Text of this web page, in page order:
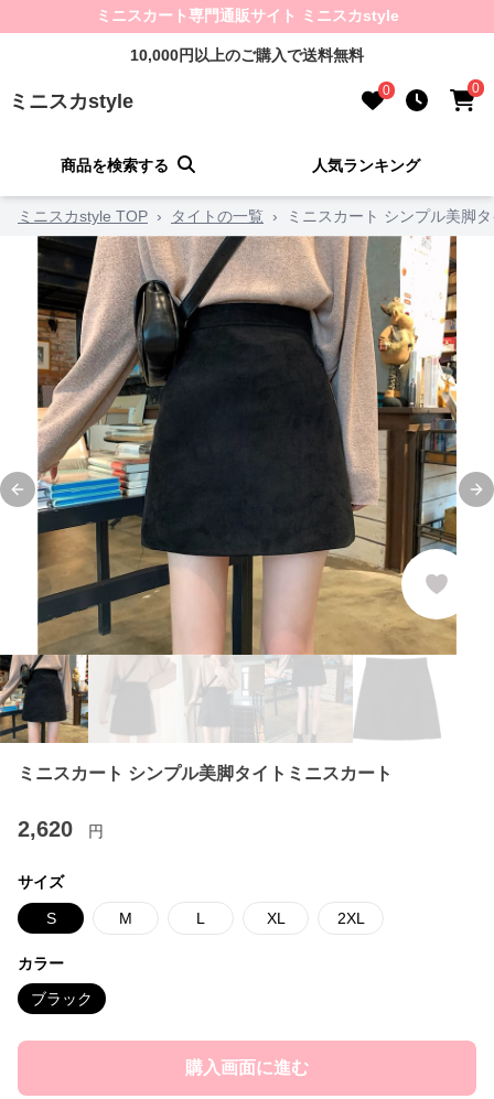
ミニスカート専門通販サイト ミニスカstyle
10,000円以上のご購入で送料無料
ミニスカstyle 0 0
商品を検索する 人気ランキング
ミニスカstyle TOP › タイトの一覧 › ミニスカート シンプル美脚
Previous slide
ミニスカート シンプル美脚タイトミニスカート
2,620 円
サイズ
S M L XL 2XL
カラー
ブラック
購入画面に進む